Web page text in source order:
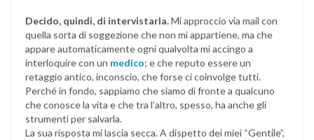
Decido, quindi, di intervistarla.Mi approccio via mail con
quella sorta di soggezione che non mi appartiene, ma che
appare automaticamente ogni qualvolta mi accingo a
interloquire con un medico; e che reputo essere un
retaggio antico, inconscio, che forse ci coinvolge tutti.
Perché in fondo, sappiamo che siamo di fronte a qualcuno
che conosce la vita e che tra l’altro, spesso, ha anche gli
strumenti per salvarla.
La sua risposta mi lascia secca. A dispetto dei miei “Gentile”,